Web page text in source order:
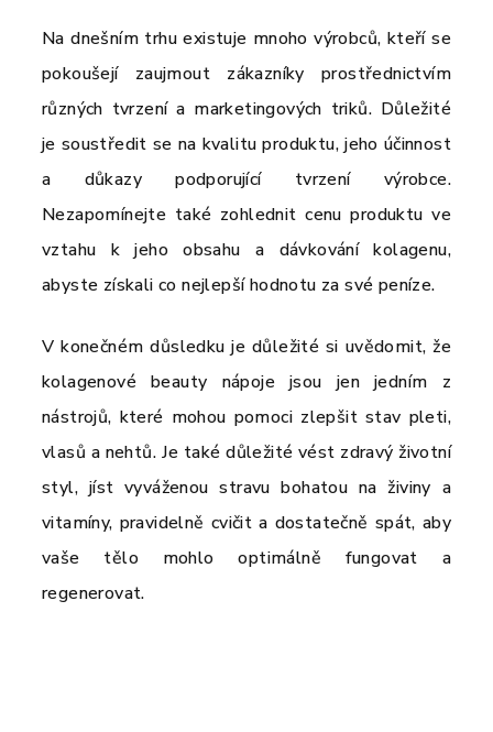
Na dnešním trhu existuje mnoho výrobců, kteří se
pokoušejí zaujmout zákazníky prostřednictvím
různých tvrzení a marketingových triků. Důležité
je soustředit se na kvalitu produktu, jeho účinnost
a důkazy podporující tvrzení výrobce.
Nezapomínejte také zohlednit cenu produktu ve
vztahu k jeho obsahu a dávkování kolagenu,
abyste získali co nejlepší hodnotu za své peníze.
V konečném důsledku je důležité si uvědomit, že
kolagenové beauty nápoje jsou jen jedním z
nástrojů, které mohou pomoci zlepšit stav pleti,
vlasů a nehtů. Je také důležité vést zdravý životní
styl, jíst vyváženou stravu bohatou na živiny a
vitamíny, pravidelně cvičit a dostatečně spát, aby
vaše tělo mohlo optimálně fungovat a
regenerovat.